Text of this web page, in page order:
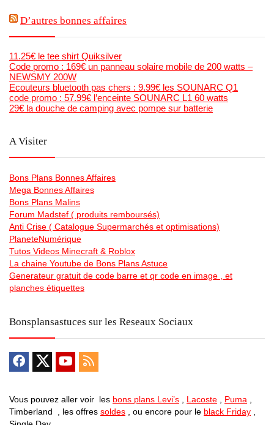
D’autres bonnes affaires
11.25€ le tee shirt Quiksilver
Code promo : 169€ un panneau solaire mobile de 200 watts –
NEWSMY 200W
Ecouteurs bluetooth pas chers : 9.99€ les SOUNARC Q1
code promo : 57.99€ l’enceinte SOUNARC L1 60 watts
29€ la douche de camping avec pompe sur batterie
A Visiter
Bons Plans Bonnes Affaires
Mega Bonnes Affaires
Bons Plans Malins
Forum Madstef ( produits remboursés)
Anti Crise ( Catalogue Supermarchés et optimisations)
PlaneteNumérique
Tutos Videos Minecraft & Roblox
La chaine Youtube de Bons Plans Astuce
Generateur gratuit de code barre et qr code en image , et
planches étiquettes
Bonsplansastuces sur les Reseaux Sociaux
Vous pouvez aller voir les bons plans Levi’s Lacoste Puma
Timberland , les offres soldes , ou encore pour le black Friday